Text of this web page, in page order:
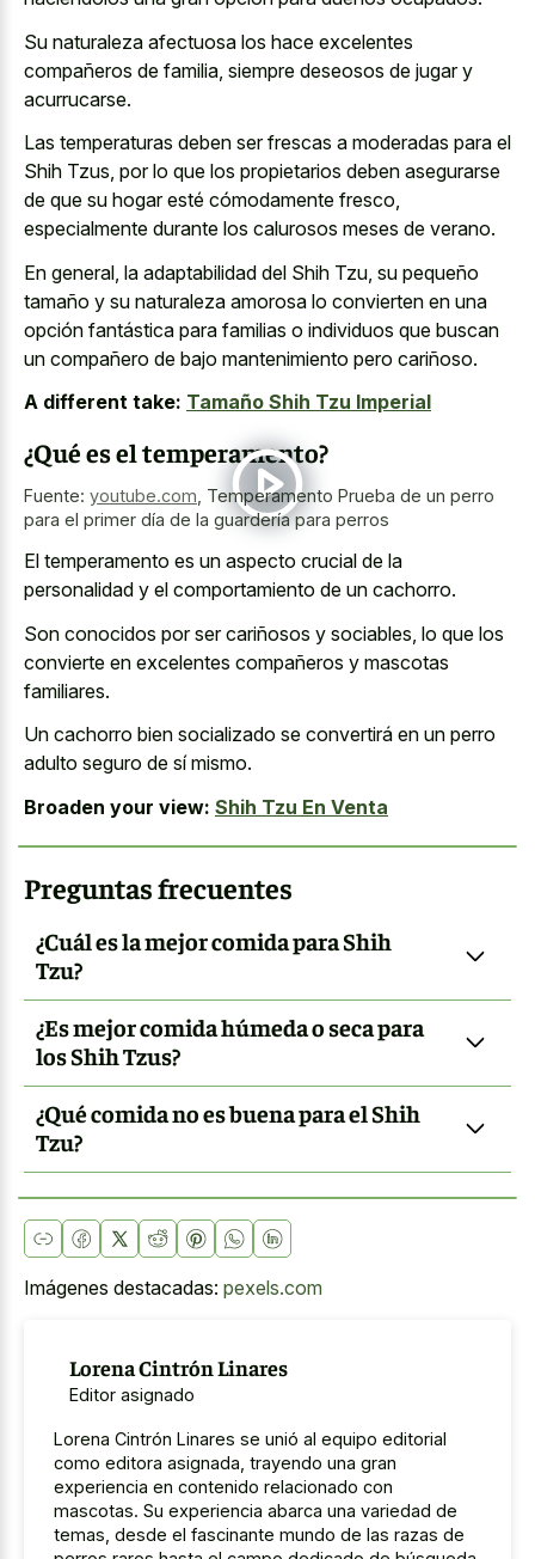
Su naturaleza afectuosa los hace excelentes
compañeros de familia, siempre deseosos de jugar y
acurrucarse.
Las temperaturas deben ser frescas a moderadas para el
Shih Tzus, por lo que los propietarios deben asegurarse
de que su hogar esté cómodamente fresco,
especialmente durante los calurosos meses de verano.
En general, la adaptabilidad del Shih Tzu, su pequeño
tamaño y su naturaleza amorosa lo convierten en una
opción fantástica para familias o individuos que buscan
un compañero de bajo mantenimiento pero cariñoso.
A different take: Tamaño Shih Tzu Imperial
¿Qué es el temperamento?
Fuente: youtube.com Temperamento Prueba de un perro
para el primer día de la guardería para perros
El temperamento es un aspecto crucial de la
personalidad y el comportamiento de un cachorro.
Son conocidos por ser cariñosos y sociables, lo que los
convierte en excelentes compañeros y mascotas
familiares.
Un cachorro bien socializado se convertirá en un perro
adulto seguro de sí mismo.
Broaden your view: Shih Tzu En Venta
Preguntas frecuentes
¿Cuál es la mejor comida para Shih
Tzu?
¿Es mejor comida húmeda o seca para
los Shih Tzus?
¿Qué comida no es buena para el Shih
Tzu?
Imágenes destacadas: pexels.com
Lorena Cintrón Linares
Editor asignado
Lorena Cintrón Linares se unió al equipo editorial
como editora asignada, trayendo una gran
experiencia en contenido relacionado con
mascotas. Su experiencia abarca una variedad de
temas, desde el fascinante mundo de las razas de